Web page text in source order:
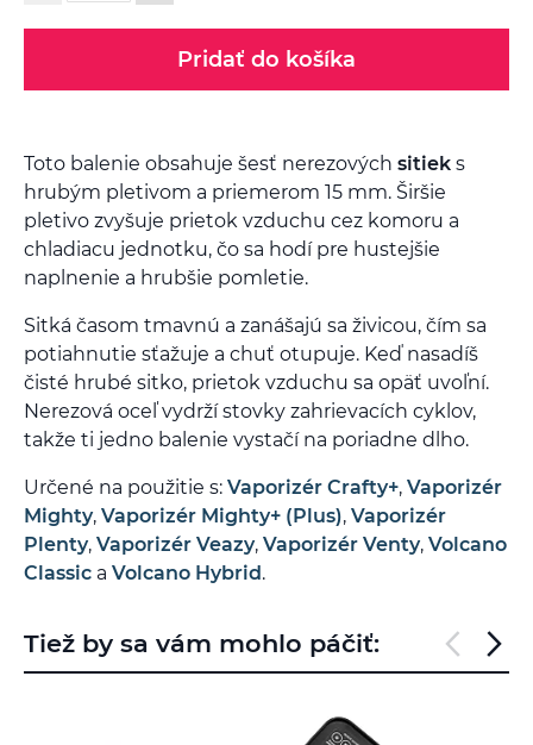
Pridať do košíka
Toto balenie obsahuje šesť nerezových sitiek s
hrubým pletivom a priemerom 15 mm. Širšie
pletivo zvyšuje prietok vzduchu cez komoru a
chladiacu jednotku, čo sa hodí pre hustejšie
naplnenie a hrubšie pomletie.
Sitká časom tmavnú a zanášajú sa živicou, čím sa
potiahnutie sťažuje a chuť otupuje. Keď nasadíš
čisté hrubé sitko, prietok vzduchu sa opäť uvoľní.
Nerezová oceľ vydrží stovky zahrievacích cyklov,
takže ti jedno balenie vystačí na poriadne dlho.
Určené na použitie s: Vaporizér Crafty+, Vaporizér
Mighty, Vaporizér Mighty+ (Plus), Vaporizér
Plenty, Vaporizér Veazy, Vaporizér Venty, Volcano
Classic a Volcano Hybrid.
Tiež by sa vám mohlo páčiť: